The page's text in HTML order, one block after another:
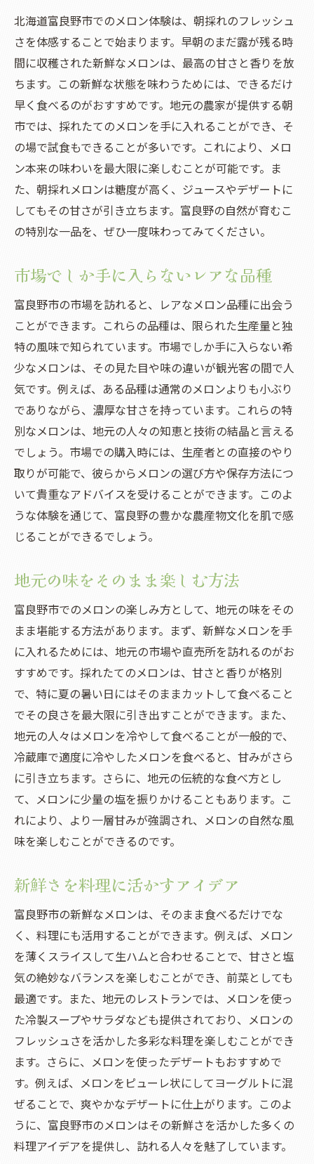
北海道富良野市でのメロン体験は、朝採れのフレッシュ
さを体感することで始まります。早朝のまだ露が残る時
間に収穫された新鮮なメロンは、最高の甘さと香りを放
ちます。この新鮮な状態を味わうためには、できるだけ
早く食べるのがおすすめです。地元の農家が提供する朝
市では、採れたてのメロンを手に入れることができ、そ
の場で試食もできることが多いです。これにより、メロ
ン本来の味わいを最大限に楽しむことが可能です。ま
た、朝採れメロンは糖度が高く、ジュースやデザートに
してもその甘さが引き立ちます。富良野の自然が育むこ
の特別な一品を、ぜひ一度味わってみてください。
市場でしか手に入らないレアな品種
富良野市の市場を訪れると、レアなメロン品種に出会う
ことができます。これらの品種は、限られた生産量と独
特の風味で知られています。市場でしか手に入らない希
少なメロンは、その見た目や味の違いが観光客の間で人
気です。例えば、ある品種は通常のメロンよりも小ぶり
でありながら、濃厚な甘さを持っています。これらの特
別なメロンは、地元の人々の知恵と技術の結晶と言える
でしょう。市場での購入時には、生産者との直接のやり
取りが可能で、彼らからメロンの選び方や保存方法につ
いて貴重なアドバイスを受けることができます。このよ
うな体験を通じて、富良野の豊かな農産物文化を肌で感
じることができるでしょう。
地元の味をそのまま楽しむ方法
富良野市でのメロンの楽しみ方として、地元の味をその
まま堪能する方法があります。まず、新鮮なメロンを手
に入れるためには、地元の市場や直売所を訪れるのがお
すすめです。採れたてのメロンは、甘さと香りが格別
で、特に夏の暑い日にはそのままカットして食べること
でその良さを最大限に引き出すことができます。また、
地元の人々はメロンを冷やして食べることが一般的で、
冷蔵庫で適度に冷やしたメロンを食べると、甘みがさら
に引き立ちます。さらに、地元の伝統的な食べ方とし
て、メロンに少量の塩を振りかけることもあります。こ
れにより、より一層甘みが強調され、メロンの自然な風
味を楽しむことができるのです。
新鮮さを料理に活かすアイデア
富良野市の新鮮なメロンは、そのまま食べるだけでな
く、料理にも活用することができます。例えば、メロン
を薄くスライスして生ハムと合わせることで、甘さと塩
気の絶妙なバランスを楽しむことができ、前菜としても
最適です。また、地元のレストランでは、メロンを使っ
た冷製スープやサラダなども提供されており、メロンの
フレッシュさを活かした多彩な料理を楽しむことができ
ます。さらに、メロンを使ったデザートもおすすめで
す。例えば、メロンをピューレ状にしてヨーグルトに混
ぜることで、爽やかなデザートに仕上がります。このよ
うに、富良野市のメロンはその新鮮さを活かした多くの
料理アイデアを提供し、訪れる人々を魅了しています。